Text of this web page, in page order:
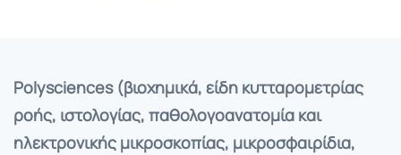
Polysciences (βιοχημικά, είδη κυτταρομετρίας
ροής, ιστολογίας, παθολογοανατομία και
ηλεκτρονικής μικροσκοπίας, μικροσφαιρίδια,